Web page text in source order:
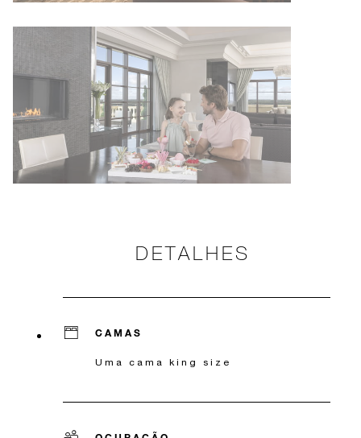
DETALHES
CAMAS
Uma cama king size